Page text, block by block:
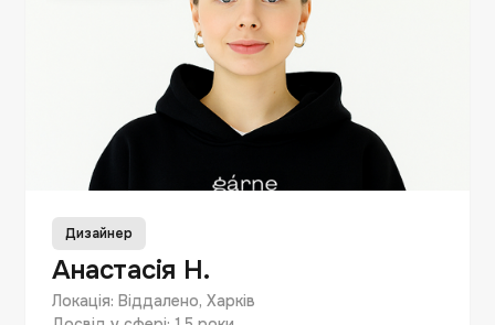
Дизайнер
Анастасія Н.
Локація: Віддалено, Харків